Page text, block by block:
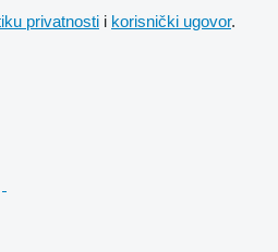
privatnosti i korisnički ugovor.